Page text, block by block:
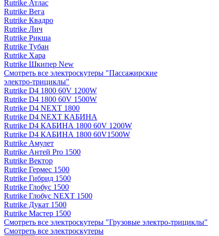
Rutrike Атлас
Rutrike Вега
Rutrike Квадро
Rutrike Лич
Rutrike Рикша
Rutrike Тубан
Rutrike Хара
Rutrike Шкипер New
Смотреть все электро­скутеры "Пассажирские
электро‑трициклы"
Rutrike D4 1800 60V 1200W
Rutrike D4 1800 60V 1500W
Rutrike D4 NEXT 1800
Rutrike D4 NEXT КАБИНА
Rutrike D4 КАБИНА 1800 60V 1200W
Rutrike D4 КАБИНА 1800 60V1500W
Rutrike Амулет
Rutrike Антей Pro 1500
Rutrike Вектор
Rutrike Гермес 1500
Rutrike Гибрид 1500
Rutrike Глобус 1500
Rutrike Глобус NEXT 1500
Rutrike Дукат 1500
Rutrike Мастер 1500
Смотреть все электро­скутеры "Грузовые электро‑трициклы"
Смотреть все электро­скутеры